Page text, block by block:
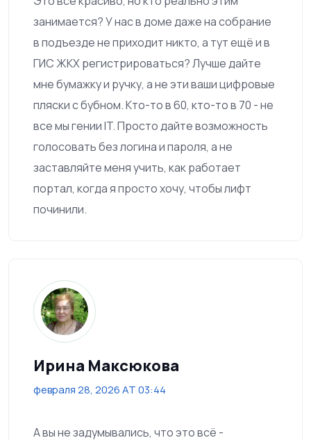
занимается? У нас в доме даже на собрание
в подъезде не приходит никто, а тут ещё и в
ГИС ЖКХ регистрироваться? Лучше дайте
мне бумажку и ручку, а не эти ваши цифровые
пляски с бубном. Кто-то в 60, кто-то в 70 - не
все мы гении IT. Просто дайте возможность
голосовать без логина и пароля, а не
заставляйте меня учить, как работает
портал, когда я просто хочу, чтобы лифт
починили.
Ирина Максюкова
февраля 28, 2026 AT 03:44
А вы не задумывались, что это всё -